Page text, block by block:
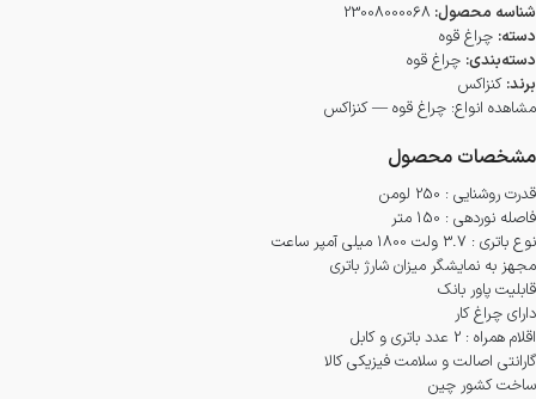
شناسه محصول: 23008000068
دسته: چراغ قوه
دسته‌بندی: چراغ قوه
برند: کنزاکس
مشاهده انواع: چراغ قوه — کنزاکس
مشخصات محصول
قدرت روشنایی : 250 لومن
فاصله نوردهی : 150 متر
نوع باتری : 3.7 ولت 1800 میلی آمپر ساعت
مجهز به نمایشگر میزان شارژ باتری
قابلیت پاور بانک
دارای چراغ کار
اقلام همراه : 2 عدد باتری و کابل
گارانتی اصالت و سلامت فیزیکی کالا
ساخت کشور چین